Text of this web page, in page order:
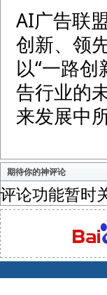
AI广告联
创新、领
以“一路
告行业的
来发展中
期待你的神评论
评论功能暂时